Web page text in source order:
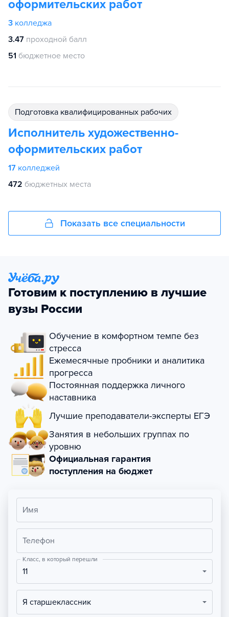
оформительских работ
3 колледжа
3.47 проходной балл
51 бюджетное место
подготовка квалифицированных рабочих
Исполнитель художественно-
оформительских работ
17 колледжей
472 бюджетных места
Показать все специальности
Готовим к поступлению в лучшие
вузы России
Обучение в комфортном темпе без
стресса
Ежемесячные пробники и аналитика
прогресса
Постоянная поддержка личного
наставника
Лучшие преподаватели-эксперты ЕГЭ
Занятия в небольших группах по
уровню
Официальная гарантия
поступления на бюджет
Имя
Телефон
Класс, в который перешли
11
Я старшеклассник